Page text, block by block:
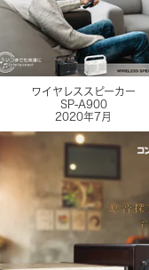
ワイヤレススピーカー
SP-A900
2020年7月